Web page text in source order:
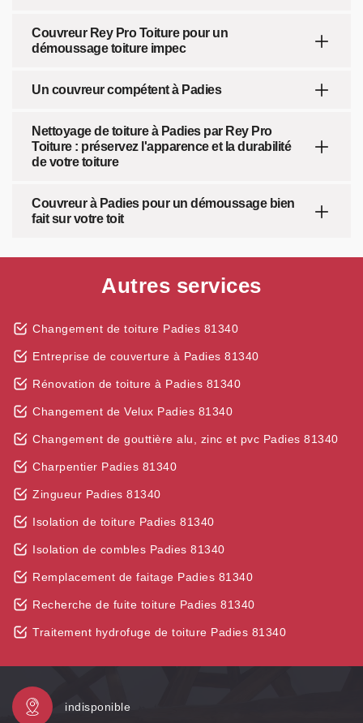
Couvreur Rey Pro Toiture pour un
démoussage toiture impec
Un couvreur compétent à Padies
Nettoyage de toiture à Padies par Rey Pro
Toiture : préservez l'apparence et la durabilité
de votre toiture
Couvreur à Padies pour un démoussage bien
fait sur votre toit
Autres services
Changement de toiture Padies 81340
Entreprise de couverture à Padies 81340
Rénovation de toiture à Padies 81340
Changement de Velux Padies 81340
Changement de gouttière alu, zinc et pvc Padies 81340
Charpentier Padies 81340
Zingueur Padies 81340
Isolation de toiture Padies 81340
Isolation de combles Padies 81340
Remplacement de faitage Padies 81340
Recherche de fuite toiture Padies 81340
Traitement hydrofuge de toiture Padies 81340
indisponible